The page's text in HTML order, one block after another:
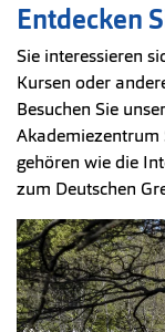
Entdecken
Sie interessieren
Kursen oder
Besuchen Sie
Akademiezentrum
gehören wie die
zum Deutschen